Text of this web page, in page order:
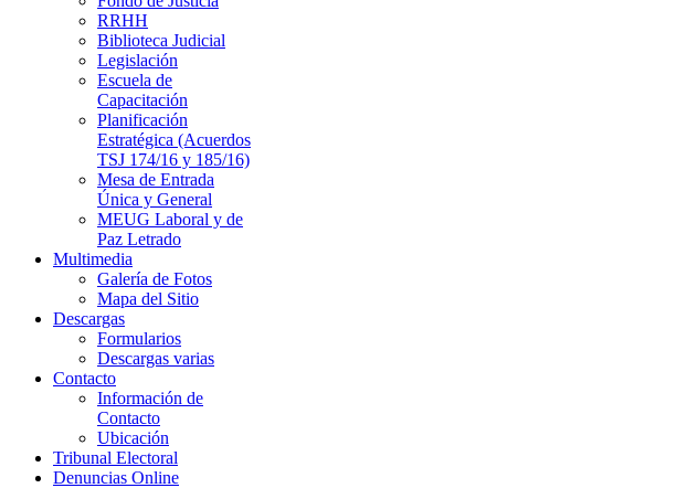
RRHH
Biblioteca Judicial
Legislación
Escuela de
Capacitación
Planificación
Estratégica (Acuerdos
TSJ 174/16 y 185/16)
Mesa de Entrada
Única y General
MEUG Laboral y de
Paz Letrado
Multimedia
Galería de Fotos
Mapa del Sitio
Descargas
Formularios
Descargas varias
Contacto
Información de
Contacto
Ubicación
Tribunal Electoral
Denuncias Online